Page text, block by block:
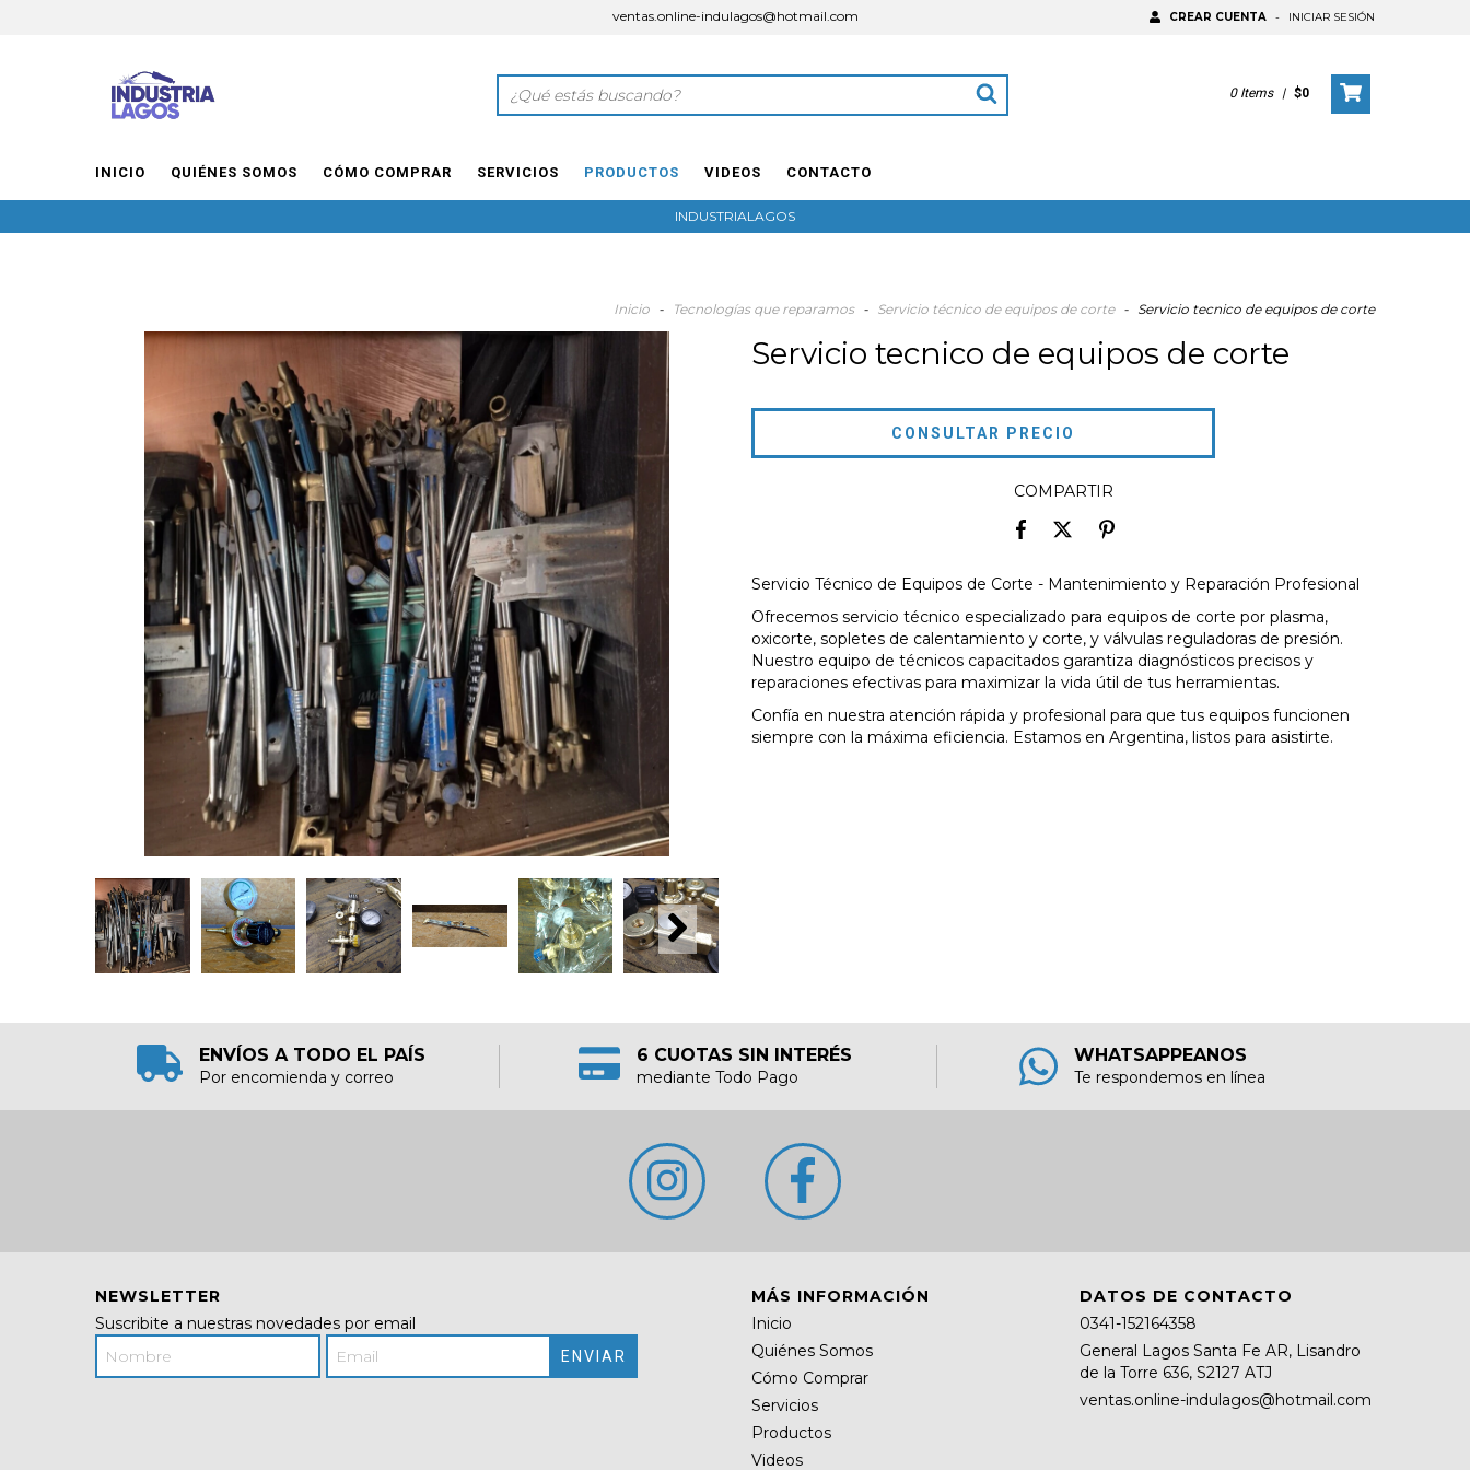
ventas.online-indulagos@hotmail.com CREAR CUENTA - INICIAR SESIÓN
0 Items | $0
INICIO QUIÉNES SOMOS CÓMO COMPRAR SERVICIOS PRODUCTOS VIDEOS CONTACTO
INDUSTRIALAGOS
Inicio - Tecnologías que reparamos - Servicio técnico de equipos de corte - Servicio tecnico de equipos de corte
Servicio tecnico de equipos de corte
COMPARTIR
Servicio Técnico de Equipos de Corte - Mantenimiento y Reparación Profesional
Ofrecemos servicio técnico especializado para equipos de corte por plasma,
oxicorte, sopletes de calentamiento y corte, y válvulas reguladoras de presión.
Nuestro equipo de técnicos capacitados garantiza diagnósticos precisos y
reparaciones efectivas para maximizar la vida útil de tus herramientas.
Confía en nuestra atención rápida y profesional para que tus equipos funcionen
siempre con la máxima eficiencia. Estamos en Argentina, listos para asistirte.
ENVÍOS A TODO EL PAÍS
Por encomienda y correo
6 CUOTAS SIN INTERÉS
mediante Todo Pago
WHATSAPPEANOS
Te respondemos en línea
NEWSLETTER
Suscribite a nuestras novedades por email
MÁS INFORMACIÓN
Inicio
Quiénes Somos
Cómo Comprar
Servicios
Productos
Videos
DATOS DE CONTACTO
0341-152164358
General Lagos Santa Fe AR, Lisandro
de la Torre 636, S2127 ATJ
ventas.online-indulagos@hotmail.com